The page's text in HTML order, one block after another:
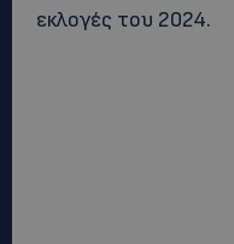
εκλογές του 2024.